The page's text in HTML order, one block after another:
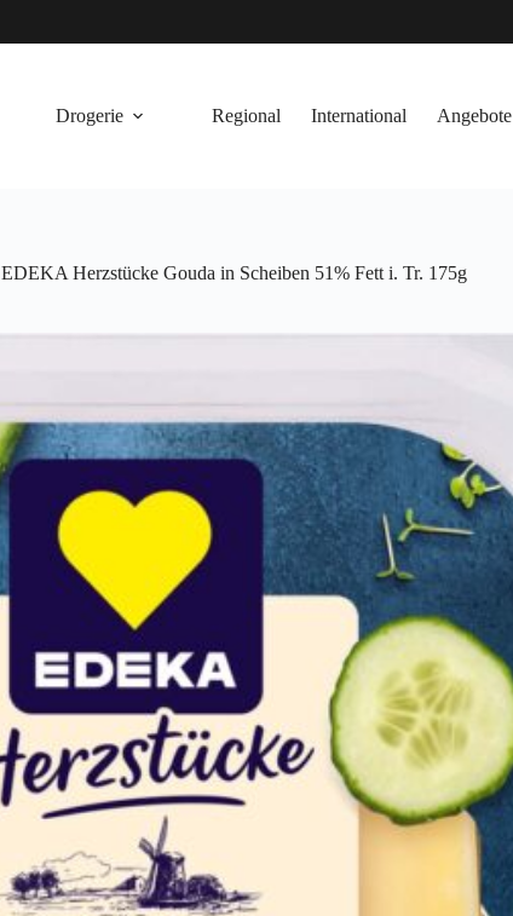
Drogerie Regional International Angebote
EDEKA Herzstücke Gouda in Scheiben 51% Fett i. Tr. 175g